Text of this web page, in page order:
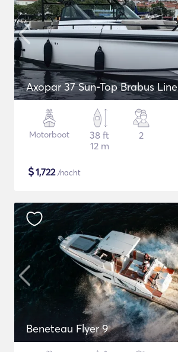
Axopar 37 Sun-Top Brabus Line
Motorboot
38 ft
12 m
2
$1,722/nacht
Beneteau Flyer 9